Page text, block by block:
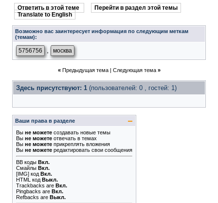
Ответить в этой теме
Перейти в раздел этой темы
Translate to English
Возможно вас заинтересует информация по следующим меткам
(темам):
5756756 москва
« Предыдущая тема| Следующая тема »
Здесь присутствуют: 1 (пользователей: 0 , гостей: 1)
Ваши права в разделе
Вы не можете создавать новые темы
Вы не можете отвечать в темах
Вы не можете прикреплять вложения
Вы не можете редактировать свои сообщения
BB коды Вкл.
Смайлы Вкл.
[IMG] код Вкл.
HTML код Выкл.
Trackbacks are Вкл.
Pingbacks are Вкл.
Refbacks are Выкл.